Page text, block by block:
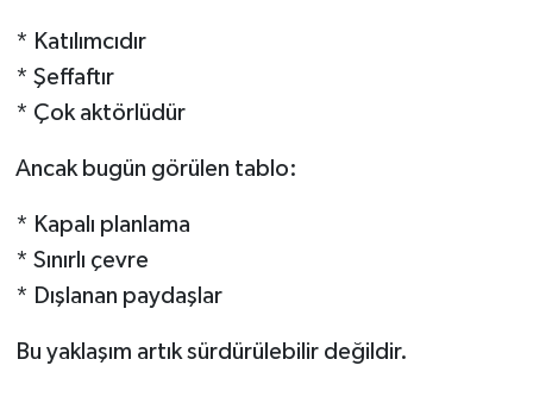
* Katılımcıdır
* Şeffaftır
* Çok aktörlüdür
Ancak bugün görülen tablo:
* Kapalı planlama
* Sınırlı çevre
* Dışlanan paydaşlar
Bu yaklaşım artık sürdürülebilir değildir.